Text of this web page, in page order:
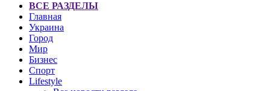
ВСЕ РАЗДЕЛЫ
Главная
Украина
Город
Мир
Бизнес
Спорт
Lifestyle